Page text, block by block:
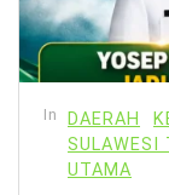
In DAERAH
SULAWESI
UTAMA